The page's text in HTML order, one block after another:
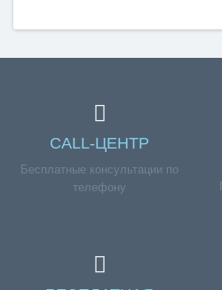
CALL-ЦЕНТР
Бесплатные консультации по
телефону